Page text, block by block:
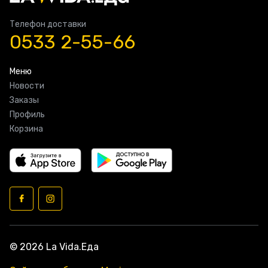
Телефон доставки
0533 2-55-66
Меню
Новости
Заказы
Профиль
Корзина
© 2026 La Vida.Еда